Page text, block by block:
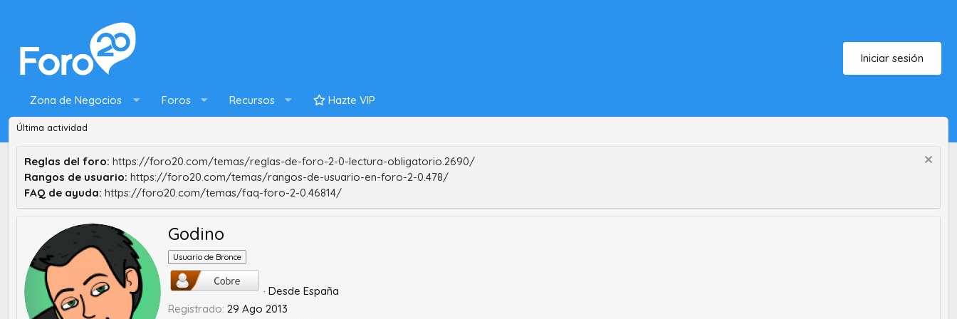
Iniciar sesión
Zona de Negocios Foros Recursos Hazte VIP
Última actividad
Reglas del foro: https://foro20.com/temas/reglas-de-foro-2-0-lectura-obligatorio.2690/
Rangos de usuario: https://foro20.com/temas/rangos-de-usuario-en-foro-2-0.478/
FAQ de ayuda: https://foro20.com/temas/faq-foro-2-0.46814/
Godino
Usuario de Bronce
· Desde España
Registrado 29 Ago 2013